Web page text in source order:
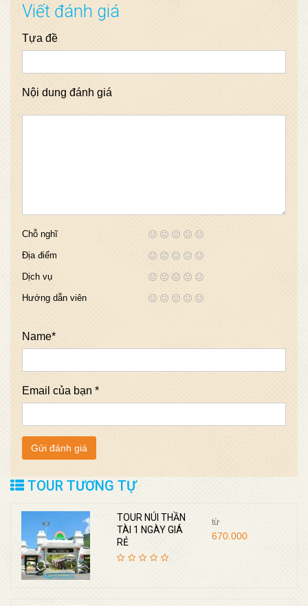
Viết đánh giá
Tựa đề
Nội dung đánh giá
Chỗ nghĩ
Địa điểm
Dịch vụ
Hướng dẫn viên
Name*
Email của bạn *
TOUR TƯƠNG TỰ
TOUR NÚI THẦN
TÀI 1 NGÀY GIÁ
RẺ
từ
670.000